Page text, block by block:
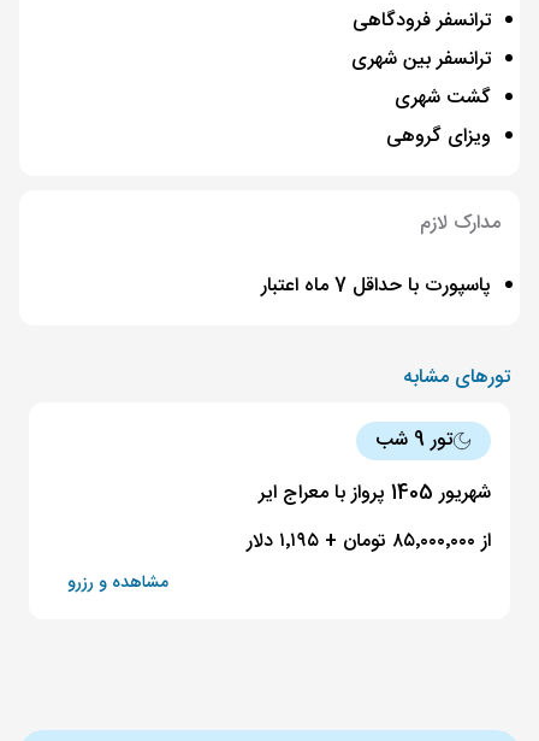
ترانسفر فرودگاهی
ترانسفر بین شهری
گشت شهری
ویزای گروهی
مدارک لازم
پاسپورت با حداقل 7 ماه اعتبار
تورهای مشابه
تور 9 شب
شهریور 1405 پرواز با معراج ایر
از ۸۵٬۰۰۰٬۰۰۰ تومان + ۱٬۱۹۵ دلار
مشاهده و رزرو